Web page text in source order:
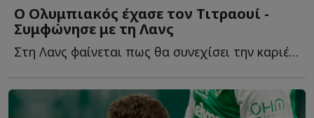
Ο Ολυμπιακός έχασε τον Τιτραουί -
Συμφώνησε με τη Λανς
Στη Λανς φαίνεται πως θα συνεχίσει την καριέρα του ο...